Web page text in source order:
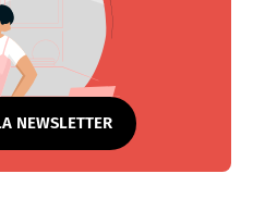
NEWSLETTER